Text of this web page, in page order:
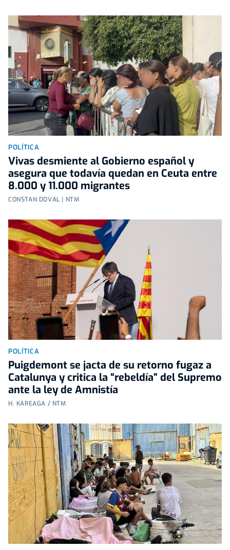
POLÍTICA
Vivas desmiente al Gobierno español y
asegura que todavía quedan en Ceuta entre
8.000 y 11.000 migrantes
CONSTAN DOVAL | NTM
POLÍTICA
Puigdemont se jacta de su retorno fugaz a
Catalunya y critica la “rebeldía” del Supremo
ante la ley de Amnistía
H. KAREAGA / NTM